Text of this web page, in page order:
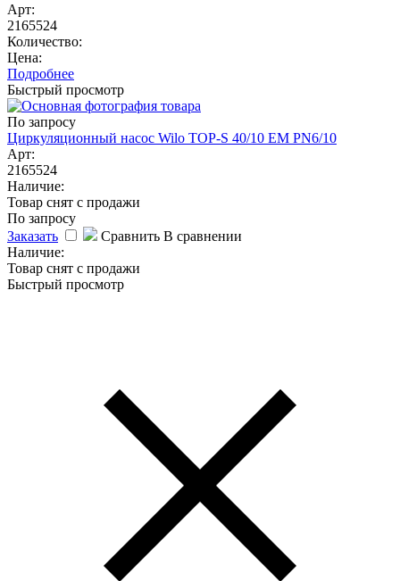
Арт:
2165524
Количество:
Цена:
Подробнее
Быстрый просмотр
По запросу
Циркуляционный насос Wilo TOP-S 40/10 EM PN6/10
Арт:
2165524
Наличие:
Товар снят с продажи
По запросу
Заказать
Сравнить В сравнении
Наличие:
Товар снят с продажи
Быстрый просмотр